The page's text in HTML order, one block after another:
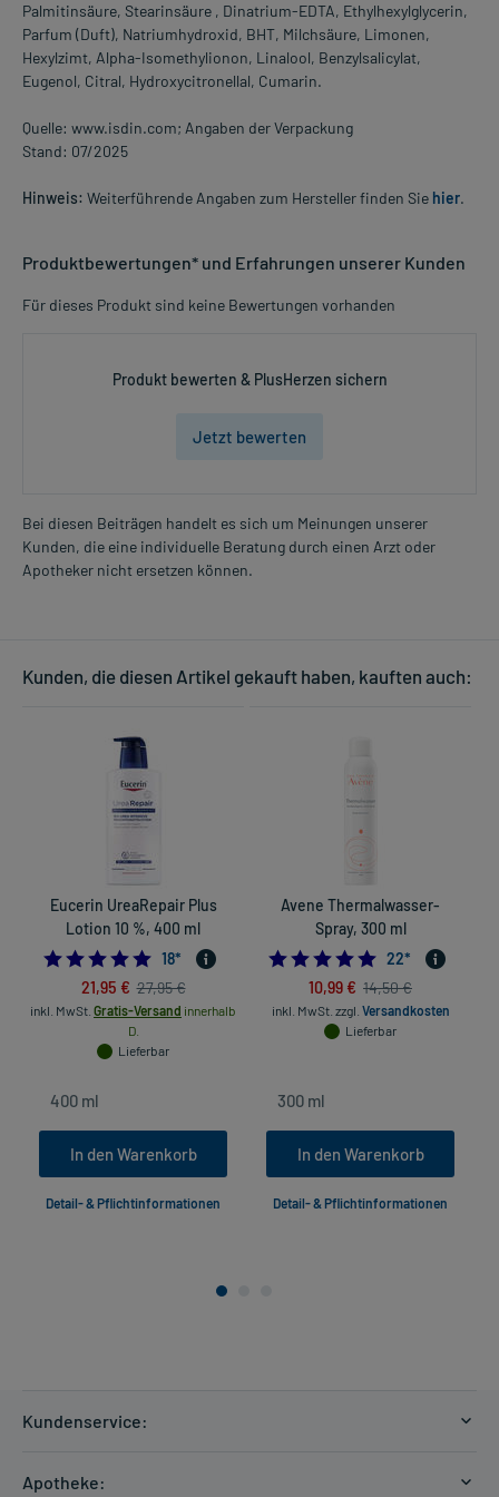
Palmitinsäure, Stearinsäure , Dinatrium-EDTA, Ethylhexylglycerin,
Parfum (Duft), Natriumhydroxid, BHT, Milchsäure, Limonen,
Hexylzimt, Alpha-Isomethylionon, Linalool, Benzylsalicylat,
Eugenol, Citral, Hydroxycitronellal, Cumarin.
Quelle: www.isdin.com; Angaben der Verpackung
Stand: 07/2025
Hinweis: Weiterführende Angaben zum Hersteller finden Sie hier.
Produktbewertungen* und Erfahrungen unserer Kunden
Für dieses Produkt sind keine Bewertungen vorhanden
Produkt bewerten & PlusHerzen sichern
Jetzt bewerten
Bei diesen Beiträgen handelt es sich um Meinungen unserer
Kunden, die eine individuelle Beratung durch einen Arzt oder
Apotheker nicht ersetzen können.
Kunden, die diesen Artikel gekauft haben, kauften auch:
Eucerin UreaRepair Plus
Lotion 10 %, 400 ml
4.833333333333333
18*
21,95 € 27,95 €
inkl. MwSt. Gratis-Versand innerhalb
D.
Lieferbar
In den Warenkorb
Detail- & Pflichtinformationen
Avene Thermalwasser-
Spray, 300 ml
5.0
22*
10,99 € 14,50 €
inkl. MwSt. zzgl. Versandkosten
Lieferbar
In den Warenkorb
Detail- & Pflichtinformationen
Kundenservice:
Apotheke: